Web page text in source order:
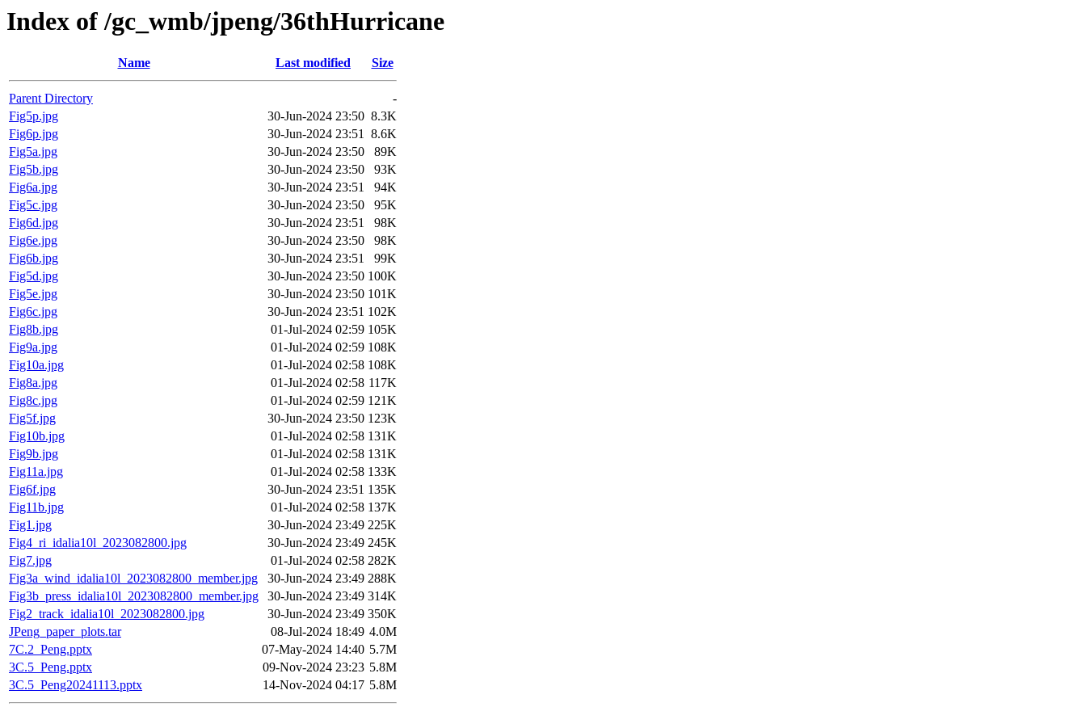
Index of /gc_wmb/jpeng/36thHurricane
Name Last modified Size
Parent Directory
-
Fig5p.jpg
30-Jun-2024 23:50 8.3K
Fig6p.jpg
30-Jun-2024 23:51 8.6K
Fig5a.jpg
30-Jun-2024 23:50
89K
Fig5b.jpg
30-Jun-2024 23:50
93K
Fig6a.jpg
30-Jun-2024 23:51
94K
Fig5c.jpg
30-Jun-2024 23:50
95K
Fig6d.jpg
30-Jun-2024 23:51
98K
Fig6e.jpg
30-Jun-2024 23:50
98K
Fig6b.jpg
30-Jun-2024 23:51
99K
Fig5d.jpg
30-Jun-2024 23:50 100K
Fig5e.jpg
30-Jun-2024 23:50 101K
Fig6c.jpg
30-Jun-2024 23:51 102K
Fig8b.jpg
01-Jul-2024 02:59 105K
Fig9a.jpg
01-Jul-2024 02:59 108K
Fig10a.jpg
01-Jul-2024 02:58 108K
Fig8a.jpg
01-Jul-2024 02:58 117K
Fig8c.jpg
01-Jul-2024 02:59 121K
Fig5f.jpg
30-Jun-2024 23:50 123K
Fig10b.jpg
01-Jul-2024 02:58 131K
Fig9b.jpg
01-Jul-2024 02:58 131K
Fig11a.jpg
01-Jul-2024 02:58 133K
Fig6f.jpg
30-Jun-2024 23:51 135K
Fig11b.jpg
01-Jul-2024 02:58 137K
Fig1.jpg
30-Jun-2024 23:49 225K
Fig4_ri_idalia10l_2023082800.jpg
30-Jun-2024 23:49 245K
Fig7.jpg
01-Jul-2024 02:58 282K
Fig3a_wind_idalia10l_2023082800_member.jpg
30-Jun-2024 23:49 288K
Fig3b_press_idalia10l_2023082800_member.jpg
30-Jun-2024 23:49 314K
Fig2_track_idalia10l_2023082800.jpg
30-Jun-2024 23:49 350K
JPeng_paper_plots.tar
08-Jul-2024 18:49 4.0M
7C.2_Peng.pptx
07-May-2024 14:40 5.7M
3C.5_Peng.pptx
09-Nov-2024 23:23 5.8M
3C.5_Peng20241113.pptx
14-Nov-2024 04:17 5.8M